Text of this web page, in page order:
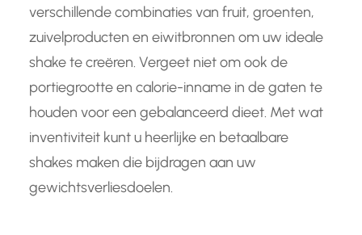
verschillende combinaties van fruit, groenten,
zuivelproducten en eiwitbronnen om uw ideale
shake te creëren. Vergeet niet om ook de
portiegrootte en calorie-inname in de gaten te
houden voor een gebalanceerd dieet. Met wat
inventiviteit kunt u heerlijke en betaalbare
shakes maken die bijdragen aan uw
gewichtsverliesdoelen.